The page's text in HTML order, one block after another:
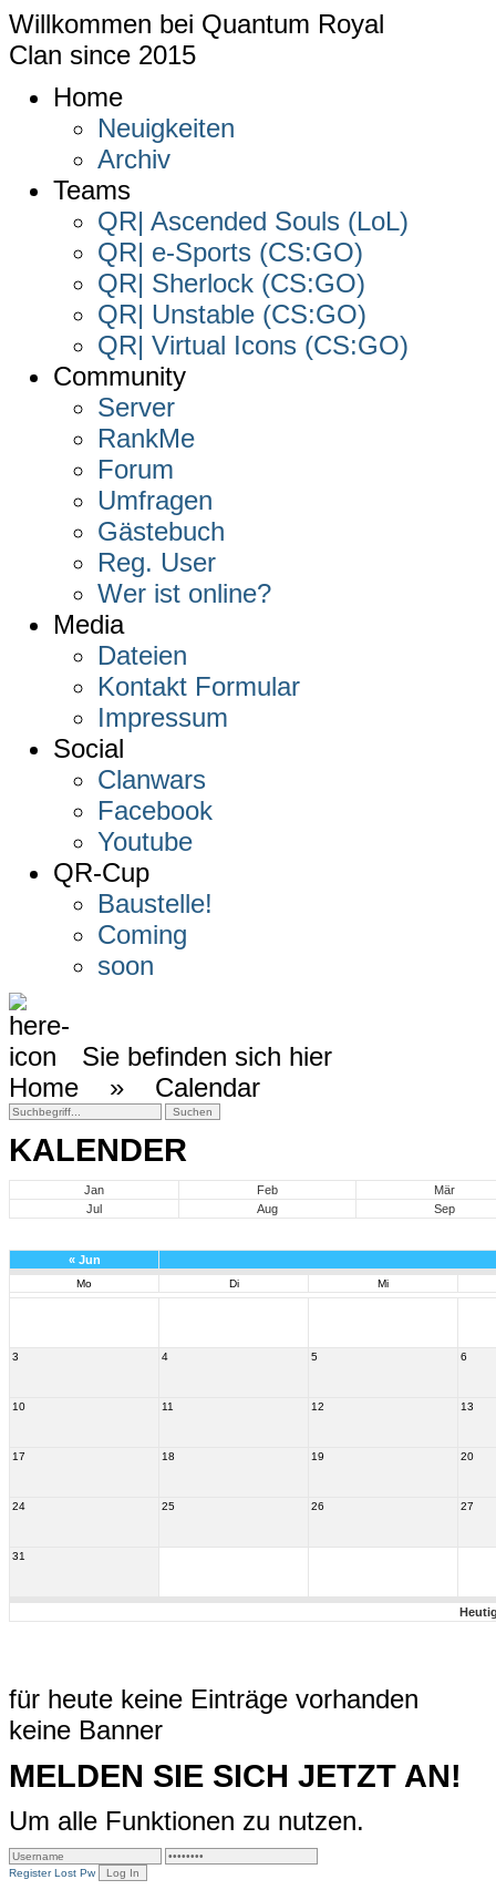
Willkommen bei Quantum Royal
Clan since 2015
Home
Neuigkeiten
Archiv
Teams
QR| Ascended Souls (LoL)
QR| e-Sports (CS:GO)
QR| Sherlock (CS:GO)
QR| Unstable (CS:GO)
QR| Virtual Icons (CS:GO)
Community
Server
RankMe
Forum
Umfragen
Gästebuch
Reg. User
Wer ist online?
Media
Dateien
Kontakt Formular
Impressum
Social
Clanwars
Facebook
Youtube
QR-Cup
Baustelle!
Coming
soon
Sie befinden sich hier
Home » Calendar
KALENDER
Jan Feb
Mär
Jul
Aug Sep
« Jun
Mo Di Mi
3 4 5 6
10 11 12 13
17 18 19 20
24 25 26 27
31
für heute keine Einträge vorhanden
keine Banner
MELDEN SIE SICH JETZT AN!
Um alle Funktionen zu nutzen.
Register Lost Pw